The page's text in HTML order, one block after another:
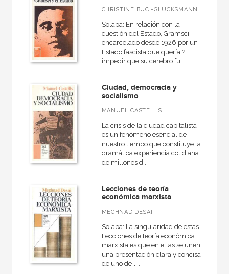
Ciencias Sociales
Clásicos del pensamiento crítico
Clásicos para el siglo XXI
Educación
En 90 minutos
Filosofía y Pensamiento
Fuera de colección
Hacer Historia
Historia
Historia de la filosofía
Historia de las religiones
Historia de la tecnología
Historia de la UGT
CHRISTINE BUCI-GLUCKSMANN
Solapa: En relación con la
cuestión del Estado, Gramsci,
encarcelado desde 1926 por un
Estado fascista que quería ?
impedir que su cerebro fu...
Ciudad, democracia y
socialismo
MANUEL CASTELLS
La crisis de la ciudad capitalista
es un fenómeno esencial de
nuestro tiempo que constituye la
dramática experiencia cotidiana
de millones d...
Lecciones de teoría
económica marxista
MEGHNAD DESAI
Solapa: La singularidad de estas
Lecciones de teoría económica
marxista es que en ellas se unen
una presentación clara y concisa
de uno de l...